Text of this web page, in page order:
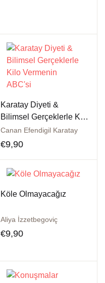
Karatay Diyeti &
Bilimsel Gerçeklerle Kilo
Vermenin ABC’si
Canan Efendigil Karatay
€9,90
Köle Olmayacağız
Aliya İzzetbegoviç
€9,90